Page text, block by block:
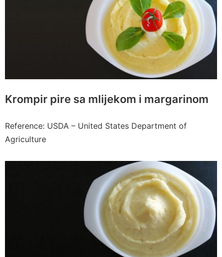
Krompir pire sa mlijekom i margarinom
Reference: USDA – United States Department of
Agriculture